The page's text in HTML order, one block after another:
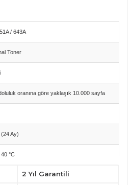
/ 643A
Toner
oranına göre yaklaşık 10.000 sayfa
(24 Ay)
°C
– %90 bağıl nem2 Yıl Garantili